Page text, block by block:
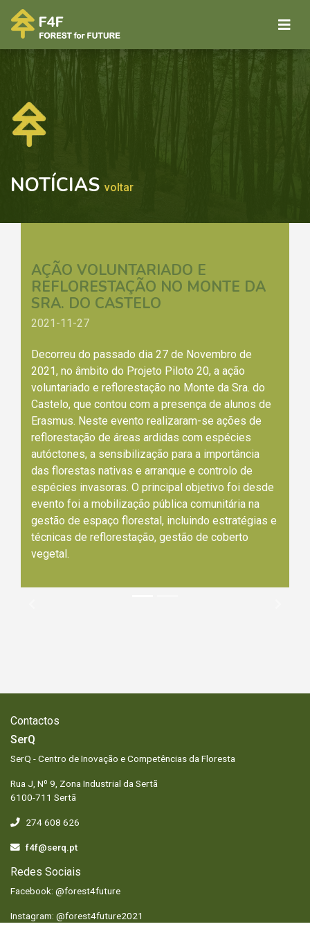
NOTÍCIAS voltar
AÇÃO VOLUNTARIADO E
REFLORESTAÇÃO NO MONTE DA
SRA. DO CASTELO
2021-11-27
Decorreu do passado dia 27 de Novembro de
2021, no âmbito do Projeto Piloto 20, a ação
voluntariado e reflorestação no Monte da Sra. do
Castelo, que contou com a presença de alunos de
Erasmus. Neste evento realizaram-se ações de
reflorestação de áreas ardidas com espécies
autóctones, a sensibilização para a importância
das florestas nativas e arranque e controlo de
espécies invasoras. O principal objetivo foi desde
evento foi a mobilização pública comunitária na
gestão de espaço florestal, incluindo estratégias e
técnicas de reflorestação, gestão de coberto
vegetal.
Contactos
SerQ
SerQ - Centro de Inovação e Competências da Floresta
Rua J, Nº 9, Zona Industrial da Sertã
6100-711 Sertã
274 608 626
f4f@serq.pt
Redes Sociais
Facebook: @forest4future
Instagram: @forest4future2021